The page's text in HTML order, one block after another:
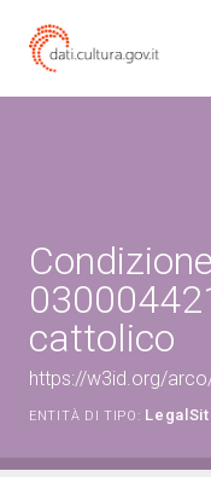
cattolico
https://w3id.org/
ENTITÀ DI TIPO: